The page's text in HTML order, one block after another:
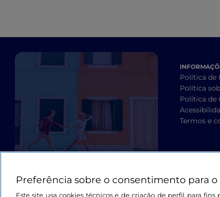
Política de
Política
Política de
Termos e
Preferência sobre o consentimento para o
Este site usa cookies técnicos e de criação de perfil para